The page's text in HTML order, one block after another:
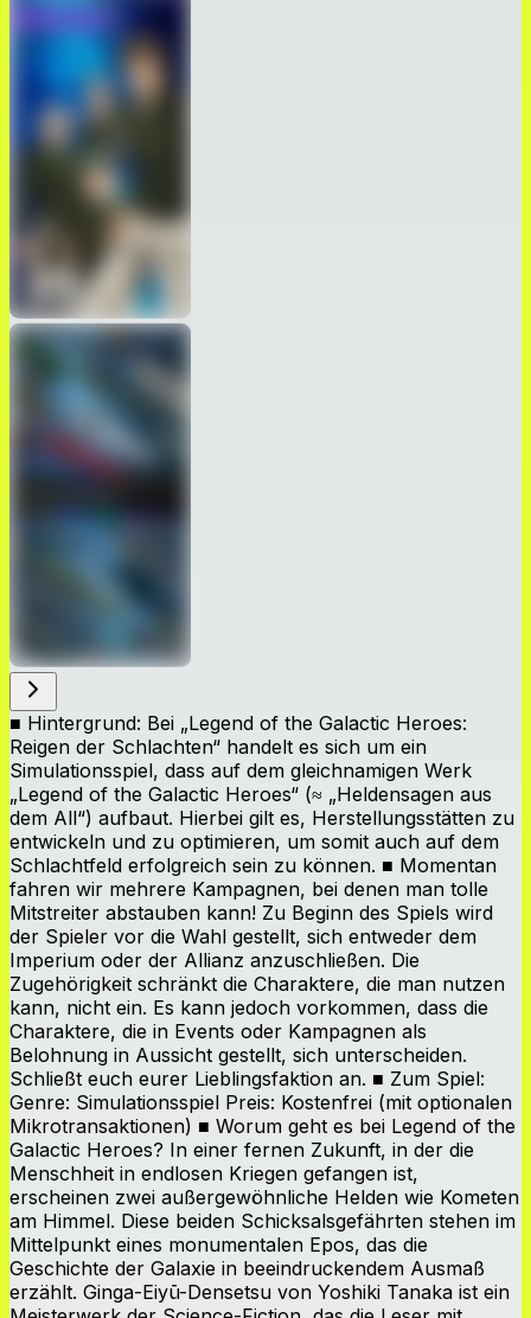
■ Hintergrund: Bei „Legend of the Galactic Heroes:
Reigen der Schlachten“ handelt es sich um ein
Simulationsspiel, dass auf dem gleichnamigen Werk
„Legend of the Galactic Heroes“ (≈ „Heldensagen aus
dem All“) aufbaut. Hierbei gilt es, Herstellungsstätten zu
entwickeln und zu optimieren, um somit auch auf dem
Schlachtfeld erfolgreich sein zu können. ■ Momentan
fahren wir mehrere Kampagnen, bei denen man tolle
Mitstreiter abstauben kann! Zu Beginn des Spiels wird
der Spieler vor die Wahl gestellt, sich entweder dem
Imperium oder der Allianz anzuschließen. Die
Zugehörigkeit schränkt die Charaktere, die man nutzen
kann, nicht ein. Es kann jedoch vorkommen, dass die
Charaktere, die in Events oder Kampagnen als
Belohnung in Aussicht gestellt, sich unterscheiden.
Schließt euch eurer Lieblingsfaktion an. ■ Zum Spiel:
Genre: Simulationsspiel Preis: Kostenfrei (mit optionalen
Mikrotransaktionen) ■ Worum geht es bei Legend of the
Galactic Heroes? In einer fernen Zukunft, in der die
Menschheit in endlosen Kriegen gefangen ist,
erscheinen zwei außergewöhnliche Helden wie Kometen
am Himmel. Diese beiden Schicksalsgefährten stehen im
Mittelpunkt eines monumentalen Epos, das die
Geschichte der Galaxie in beeindruckendem Ausmaß
erzählt. Ginga-Eiyū-Densetsu von Yoshiki Tanaka ist ein